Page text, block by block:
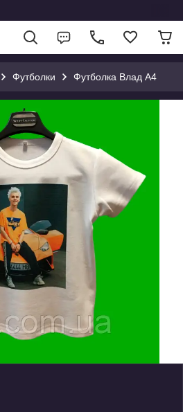
Футболки Футболка Влад А4